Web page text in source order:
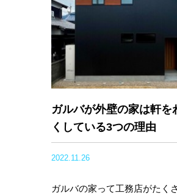
ガルバが外壁の家は軒を
くしている3つの理由
2022.11.26
ガルバの家って工務店がたく